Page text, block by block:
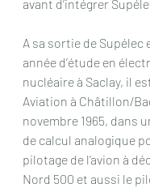
avant d’intégrer
A sa sortie de Supélec
année d’étude en
nucléaire à Saclay, il
Aviation à Châtillon/
novembre 1965, dans
de calcul analogique
pilotage de l’avion à
Nord 500 et aussi le